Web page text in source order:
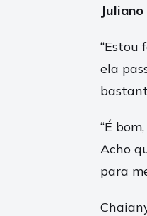
“Estou
ela
“É
Acho
para